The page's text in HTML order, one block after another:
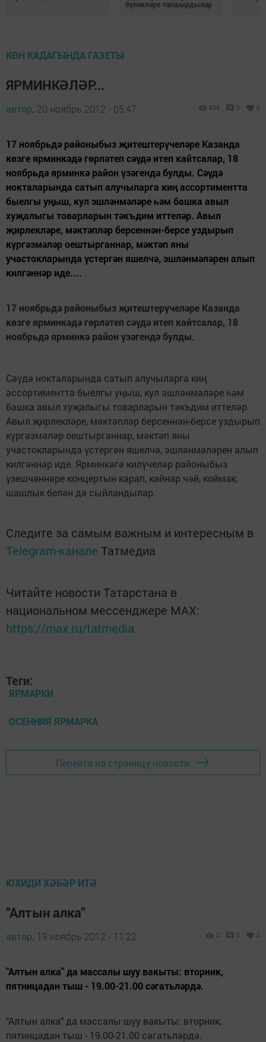
бүләкләре тапшырдылар
КӨН КАДАГЫНДА ГАЗЕТЫ
ЯРМИНКӘЛӘР...
автор, 20 ноябрь 2012 - 05:47 839 0 0
17 ноябрьдә районыбыз җитештерүчеләре Казанда
көзге ярминкәдә гөр­ләтеп сәүдә итеп кайтсалар, 18
ноябрьдә ярминкә район үзәгендә булды. Сәүдә
нокталарында сатып алучыларга киң ассортиментта
быелгы уңыш, кул эшләнмәләре һәм башка авыл
хуҗалыгы товарларын тәкъдим иттеләр. Авыл
җирлекләре, мәк­тәпләр берсеннән-берсе уздырып
күргәз­мәләр оеш­тырганнар, мәк­тәп яны
участокларында үстергән яшелчә, эшлән­мәләрен алып
килгәннәр иде....
17 ноябрьдә районыбыз җитештерүчеләре Казанда
көзге ярминкәдә гөр­ләтеп сәүдә итеп кайтсалар, 18
ноябрьдә ярминкә район үзәгендә булды.
Сәүдә нокталарында сатып алучыларга киң
ассортиментта быелгы уңыш, кул эшләнмәләре һәм
башка авыл хуҗалыгы товарларын тәкъдим иттеләр.
Авыл җирлекләре, мәк­тәпләр берсеннән-берсе уздырып
күргәз­мәләр оеш­тырганнар, мәк­тәп яны
участокларында үстергән яшелчә, эшлән­мәләрен алып
килгәннәр иде. Ярминкәгә килүчеләр районыбыз
үзешчәннәре концертын карап, кайнар чәй, коймак,
шашлык бе­лән дә сыйландылар.
Следите за самым важным и интересным в
Telegram-канале Татмедиа
Читайте новости Татарстана в
национальном мессенджере MАХ:
https://max.ru/tatmedia
Теги:
ЯРМАРКИ
ОСЕННЯЯ ЯРМАРКА
Перейти на страницу новости
ЮХИДИ ХӘБӘР ИТӘ
“Алтын алка”
автор, 19 ноябрь 2012 - 11:22 0 0 0
"Алтын алка" да массалы шуу вакыты: вторник,
пятницадан тыш - 19.00-21.00 сәгатьләрдә.
"Алтын алка" да массалы шуу вакыты: вторник,
пятницадан тыш - 19.00-21.00 сәгатьләрдә.